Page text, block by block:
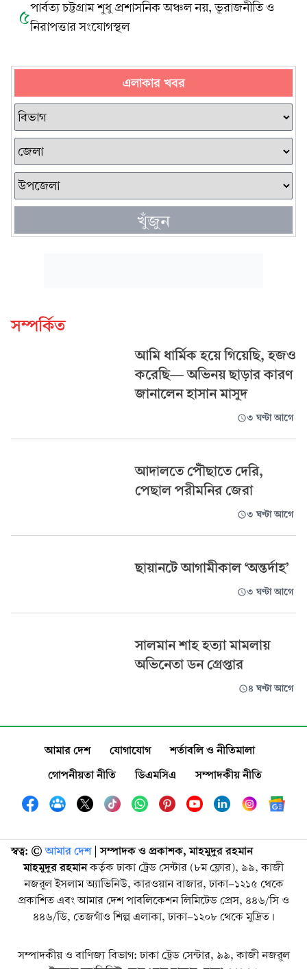
৫পার্বত্য চট্টগ্রাম শুধু প্রশাসনিক অঞ্চল নয়, ভূরাজনীতি ও
নিরাপত্তার সংযোগস্থল
এলাকার খবর
খুঁজুন
সম্পর্কিত
আমি ধার্মিক হয়ে গিয়েছি, হজও
করেছি— অভিনয় ছাড়ার কারণ
জানালেন হাসান মাসুদ
৩ ঘণ্টা আগে
আদালতে পৌঁছাতে দেরি,
পেছাল পরীমনির জেরা
৩ ঘণ্টা আগে
ছায়ানটে আগামীকাল ‘অন্তর্দাহ’
৩ ঘণ্টা আগে
সালমান শাহ হত্যা মামলায়
অভিনেতা ডন গ্রেপ্তার
৪ ঘণ্টা আগে
আমার দেশ যোগাযোগ
শর্তাবলি ও নীতিমালা
গোপনীয়তা নীতি
ডিএমসিএ সম্পাদকীয় নীতি
স্বত্ব: ©️ আমার দেশ| সম্পাদক ও প্রকাশক, মাহমুদুর রহমান
মাহমুদুর রহমানকর্তৃক ঢাকা ট্রেড সেন্টার (৮ম ফ্লোর), ৯৯, কাজী
নজরুল ইসলাম অ্যাভিনিউ, কারওয়ান বাজার, ঢাকা-১২১৫ থেকে
প্রকাশিত এবং আমার দেশ পাবলিকেশন লিমিটেড প্রেস, ৪৪৬/সি ও
৪৪৬/ডি, তেজগাঁও শিল্প এলাকা, ঢাকা-১২০৮ থেকে মুদ্রিত।
সম্পাদকীয় ও বাণিজ্য বিভাগ: ঢাকা ট্রেড সেন্টার, ৯৯, কাজী নজরুল